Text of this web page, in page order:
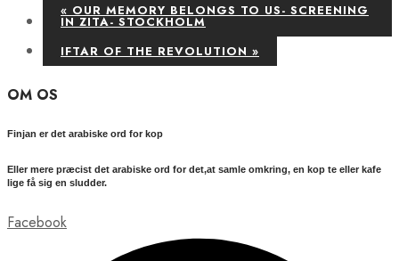
« OUR MEMORY BELONGS TO US- SCREENING
IN ZITA- STOCKHOLM
IFTAR OF THE REVOLUTION »
OM OS
Finjan er det arabiske ord for kop
Eller mere præcist det arabiske ord for det,at samle omkring, en kop te eller kafe
lige få sig en sludder.
Facebook